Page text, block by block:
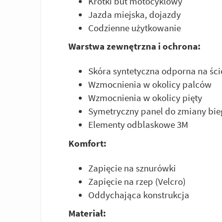
Jazda miejska, dojazdy
Codzienne użytkowanie
Warstwa zewnętrzna i ochrona:
Skóra syntetyczna odporna na
Wzmocnienia w okolicy palców
Wzmocnienia w okolicy pięty
Symetryczny panel do zmiany
Elementy odblaskowe 3M
Komfort:
Zapięcie na sznurówki
Zapięcie na rzep (Velcro)
Oddychająca konstrukcja
Materiał: